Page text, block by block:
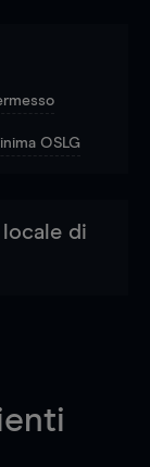
OSLG
di